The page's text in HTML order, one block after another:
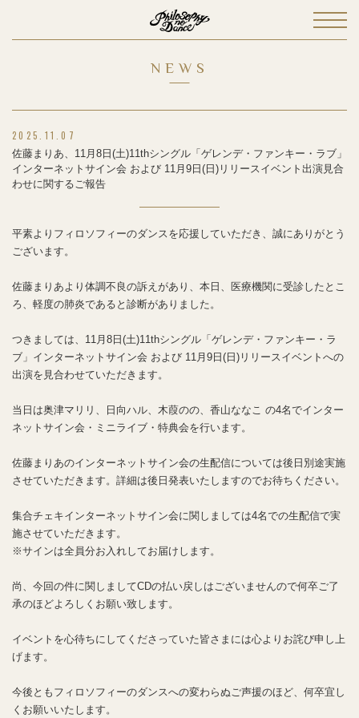
NEWS
2025.11.07
佐藤まりあ、11月8日(土)11thシングル「ゲレンデ・ファンキー・ラブ」
インターネットサイン会 および 11月9日(日)リリースイベント出演見合
わせに関するご報告
平素よりフィロソフィーのダンスを応援していただき、誠にありがとう
ございます。
佐藤まりあより体調不良の訴えがあり、本日、医療機関に受診したとこ
ろ、軽度の肺炎であると診断がありました。
つきましては、11月8日(土)11thシングル「ゲレンデ・ファンキー・ラ
ブ」インターネットサイン会 および 11月9日(日)リリースイベントへの
出演を見合わせていただきます。
当日は奥津マリリ、日向ハル、木葭のの、香山ななこ の4名でインター
ネットサイン会・ミニライブ・特典会を行います。
佐藤まりあのインターネットサイン会の生配信については後日別途実施
させていただきます。詳細は後日発表いたしますのでお待ちください。
集合チェキインターネットサイン会に関しましては4名での生配信で実
施させていただきます。
※サインは全員分お入れしてお届けします。
尚、今回の件に関しましてCDの払い戻しはございませんので何卒ご了
承のほどよろしくお願い致します。
イベントを心待ちにしてくださっていた皆さまには心よりお詫び申し上
げます。
今後ともフィロソフィーのダンスへの変わらぬご声援のほど、何卒宜し
くお願いいたします。